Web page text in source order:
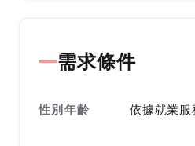
需求條件
性別年齡 依據就業服